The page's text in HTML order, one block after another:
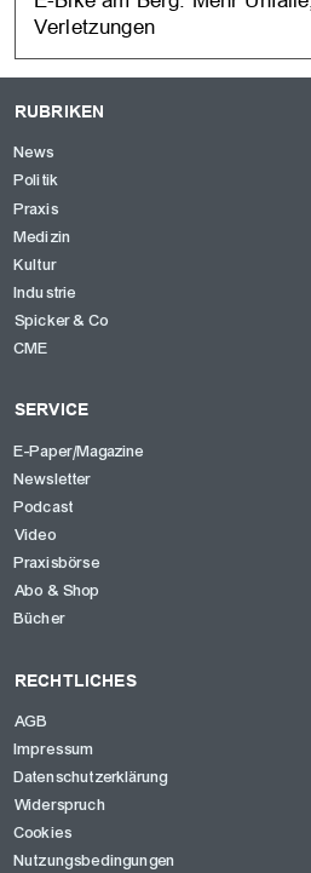
Verletzungen
RUBRIKEN
News
Politik
Praxis
Medizin
Kultur
Industrie
Spicker & Co
CME
SERVICE
E-Paper/Magazine
Newsletter
Podcast
Video
Praxisbörse
Abo & Shop
Bücher
RECHTLICHES
AGB
Impressum
Datenschutzerklärung
Widerspruch
Cookies
Nutzungsbedingungen